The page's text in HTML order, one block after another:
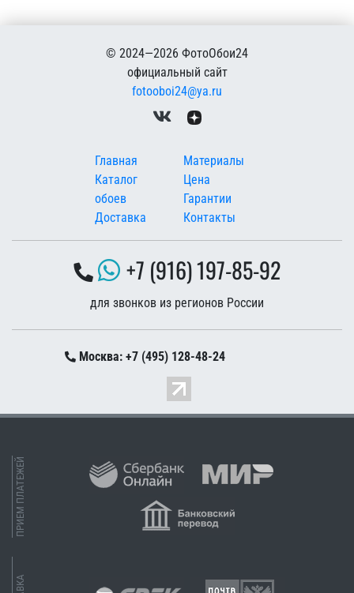
© 2024—2026 ФотоОбои24
официальный сайт
fotooboi24@ya.ru
Меню в подвале
Главная
Каталог
обоев
Доставка
Материалы
Цена
Гарантии
Контакты
+7 (916) 197-85-92
для звонков из регионов России
Москва: +7 (495) 128-48-24
ПРИЕМ ПЛАТЕЖЕЙ